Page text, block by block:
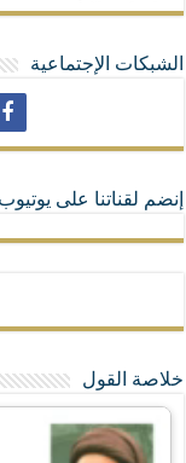
الشبكات الإجتماعية
إنضم لقناتنا على يوتيوب
خلاصة القول